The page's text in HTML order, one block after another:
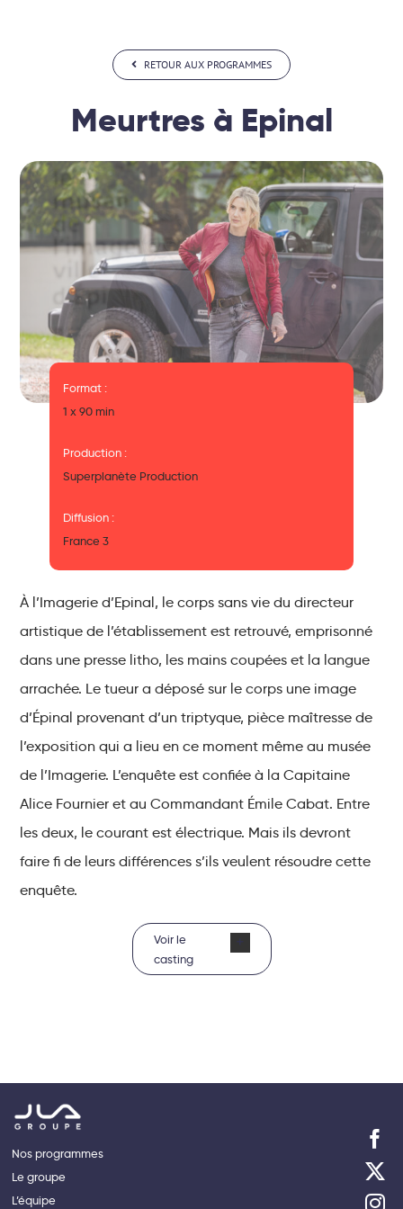
RETOUR AUX PROGRAMMES
Meurtres à Epinal
Format :
1 x 90 min
Production :
Superplanète Production
Diffusion :
France 3
À l’Imagerie d’Epinal, le corps sans vie du directeur
artistique de l’établissement est retrouvé, emprisonné
dans une presse litho, les mains coupées et la langue
arrachée. Le tueur a déposé sur le corps une image
d’Épinal provenant d’un triptyque, pièce maîtresse de
l’exposition qui a lieu en ce moment même au musée
de l’Imagerie. L’enquête est confiée à la Capitaine
Alice Fournier et au Commandant Émile Cabat. Entre
les deux, le courant est électrique. Mais ils devront
faire fi de leurs différences s’ils veulent résoudre cette
enquête.
Voir le
casting
Nos programmes
Le groupe
L’équipe